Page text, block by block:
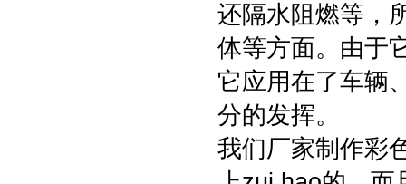
还隔水阻燃等，
体等方面。由于
它应用在了车辆
分的发挥。
我们厂家制作彩